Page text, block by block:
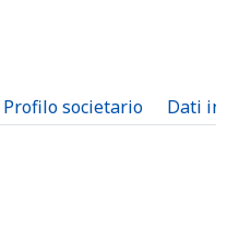
Profilo societario Dati